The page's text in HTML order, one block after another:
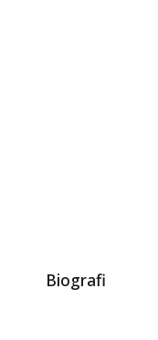
Biografi